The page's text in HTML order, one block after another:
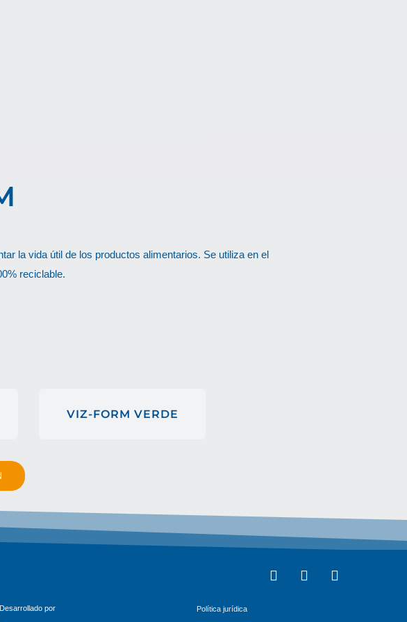
la vida útil de los productos alimentarios. Se utiliza en el
reciclable.
VIZ-FORM VERDE
por
Política jurídica